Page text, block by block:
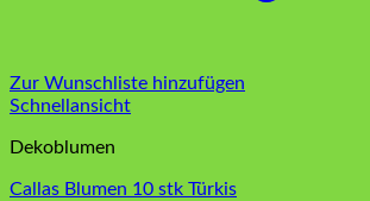
Zur Wunschliste hinzufügen
Schnellansicht
Dekoblumen
Callas Blumen 10 stk Türkis